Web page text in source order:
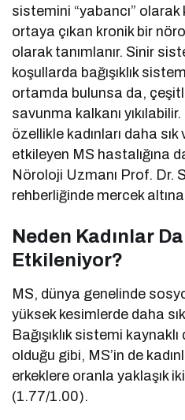
sistemini “yabancı” olarak
ortaya çıkan kronik bir
olarak tanımlanır. Sinir
koşullarda bağışıklık
ortamda bulunsa da,
savunma kalkanı yıkılabilir.
özellikle kadınları daha
etkileyen MS hastalığına
Nöroloji Uzmanı Prof. Dr.
rehberliğinde mercek altına
Neden Kadınlar
Etkileniyor?
MS, dünya genelinde
yüksek kesimlerde daha
Bağışıklık sistemi
olduğu gibi, MS’in de
erkeklere oranla yaklaşık
(1.77/1.00).